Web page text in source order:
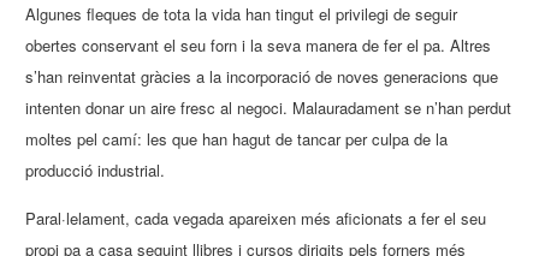
Algunes fleques de tota la vida han tingut el privilegi de seguir
obertes conservant el seu forn i la seva manera de fer el pa. Altres
s’han reinventat gràcies a la incorporació de noves generacions que
intenten donar un aire fresc al negoci. Malauradament se n’han perdut
moltes pel camí: les que han hagut de tancar per culpa de la
producció industrial.
Paral·lelament, cada vegada apareixen més aficionats a fer el seu
propi pa a casa seguint llibres i cursos dirigits pels forners més